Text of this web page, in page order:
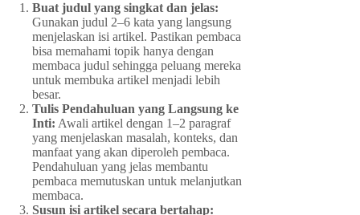
Buat judul yang singkat dan jelas:
Gunakan judul 2–6 kata yang langsung
menjelaskan isi artikel. Pastikan pembaca
bisa memahami topik hanya dengan
membaca judul sehingga peluang mereka
untuk membuka artikel menjadi lebih
besar.
Tulis Pendahuluan yang Langsung ke
Inti: Awali artikel dengan 1–2 paragraf
yang menjelaskan masalah, konteks, dan
manfaat yang akan diperoleh pembaca.
Pendahuluan yang jelas membantu
pembaca memutuskan untuk melanjutkan
membaca.
Susun isi artikel secara bertahap: